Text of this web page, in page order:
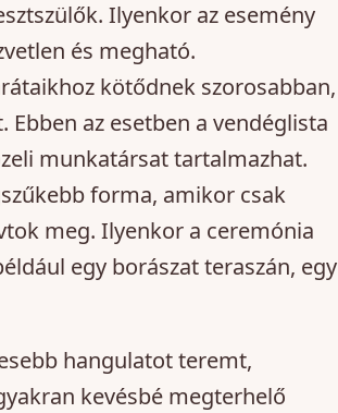
Ilyenkor az esemény
és megható.
kötődnek szorosabban,
az esetben a vendéglista
munkatársat tartalmazhat.
forma, amikor csak
meg. Ilyenkor a ceremónia
egy borászat teraszán, egy
hangulatot teremt,
kevésbé megterhelő